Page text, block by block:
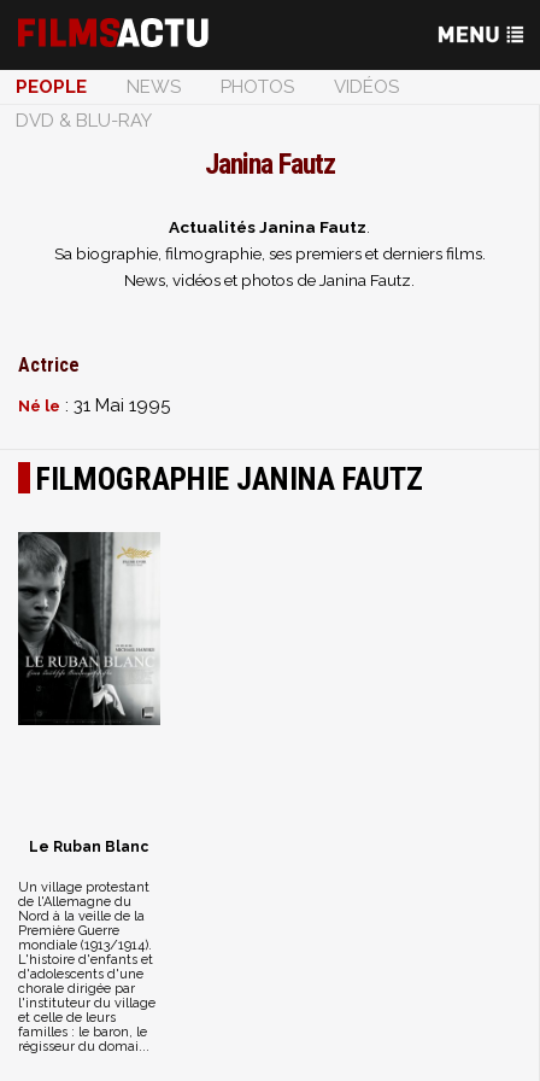
PEOPLE NEWS PHOTOS
VIDÉOS
DVD & BLU-RAY
Janina Fautz
Actualités Janina Fautz
Sa biographie, filmographie, ses premiers et derniers films.
News, vidéos et photos de Janina Fautz.
Actrice
Né le : 31 Mai 1995
FILMOGRAPHIE JANINA FAUTZ
Le Ruban Blanc
Un village protestant
de l'Allemagne du
Nord à la veille de la
Première Guerre
mondiale (1913/1914).
L'histoire d'enfants et
d'adolescents d'une
chorale dirigée par
l'instituteur du village
et celle de leurs
familles : le baron, le
régisseur du domai...